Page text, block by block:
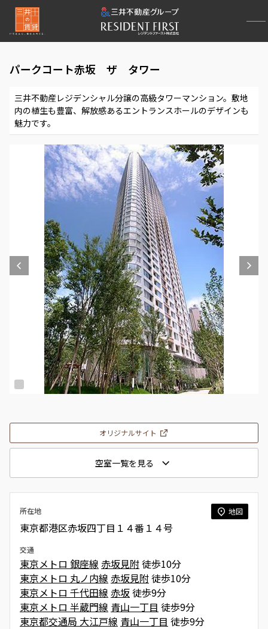
パークコート赤坂 ザ タワー
三井不動産レジデンシャル分譲の高級タワーマンション。敷地
内の植生も豊富、解放感あるエントランスホールのデザインも
魅力です。
オリジナルサイト
空室一覧を見る
所在地 地図
東京都港区赤坂四丁目１４番１４号
交通
東京メトロ 銀座線 赤坂見附徒歩10分
東京メトロ 丸ノ内線 赤坂見附徒歩10分
東京メトロ 千代田線 赤坂徒歩9分
東京メトロ 半蔵門線 青山一丁目 徒歩9分
東京都交通局 大江戸線 青山一丁目 徒歩9分